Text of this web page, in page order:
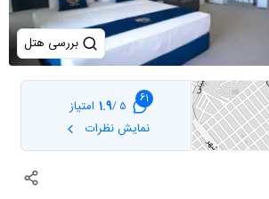
بررسی هتل
61
5 /
1.9 امتیاز
نمایش نظرات